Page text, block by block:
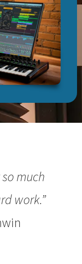
much
work.”